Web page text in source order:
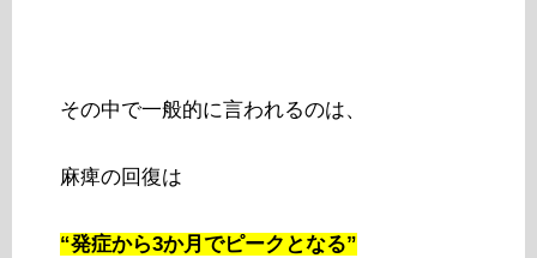
その中で一般的に言われるのは、
麻痺の回復は
“発症から3か月でピークとなる”